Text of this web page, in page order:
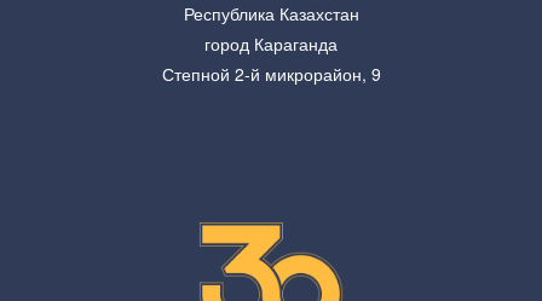
Республика Казахстан
город Караганда
Степной 2-й микрорайон, 9